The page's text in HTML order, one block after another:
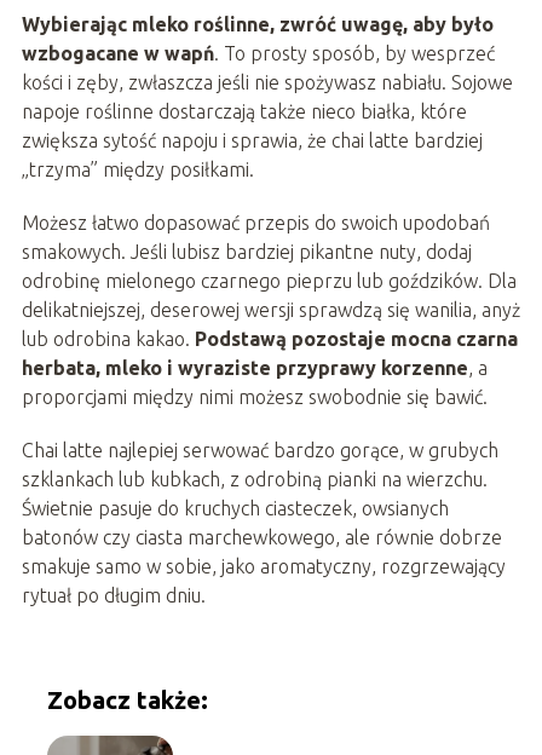
Wybierając mleko roślinne, zwróć uwagę, aby było
wzbogacane w wapń. To prosty sposób, by wesprzeć
kości i zęby, zwłaszcza jeśli nie spożywasz nabiału. Sojowe
napoje roślinne dostarczają także nieco białka, które
zwiększa sytość napoju i sprawia, że chai latte bardziej
„trzyma” między posiłkami.
Możesz łatwo dopasować przepis do swoich upodobań
smakowych. Jeśli lubisz bardziej pikantne nuty, dodaj
odrobinę mielonego czarnego pieprzu lub goździków. Dla
delikatniejszej, deserowej wersji sprawdzą się wanilia, anyż
lub odrobina kakao. Podstawą pozostaje mocna czarna
herbata, mleko i wyraziste przyprawy korzenne, a
proporcjami między nimi możesz swobodnie się bawić.
Chai latte najlepiej serwować bardzo gorące, w grubych
szklankach lub kubkach, z odrobiną pianki na wierzchu.
Świetnie pasuje do kruchych ciasteczek, owsianych
batonów czy ciasta marchewkowego, ale równie dobrze
smakuje samo w sobie, jako aromatyczny, rozgrzewający
rytuał po długim dniu.
Zobacz także: